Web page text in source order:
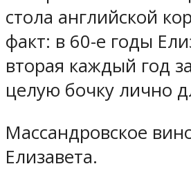
стола английской
факт: в 60-е годы
вторая каждый год
целую бочку лично
Массандровское
Елизавета.